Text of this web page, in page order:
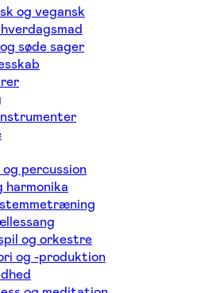
og vegansk
søde sager
percussion
harmonika
og orkestre
og -produktion